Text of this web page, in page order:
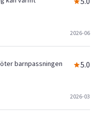
2026-06
barnpassningen
5.0
2026-03